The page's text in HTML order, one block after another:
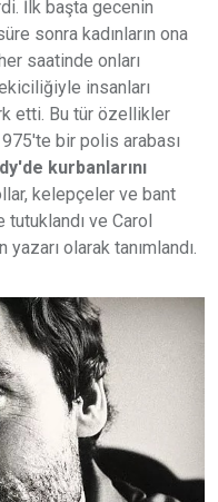
İlk başta gecenin
sonra kadınların ona
saatinde onları
insanları
etti. Bu tür özellikler
bir polis arabası
kurbanlarını
kelepçeler ve bant
ve Carol
yazarı olarak tanımlandı.